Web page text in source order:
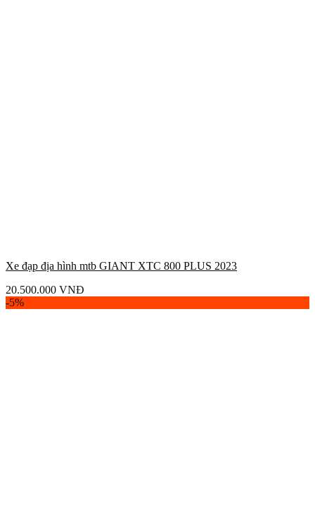
Xe đạp địa hình mtb GIANT XTC 800 PLUS 2023
20.500.000 VNĐ
-5%